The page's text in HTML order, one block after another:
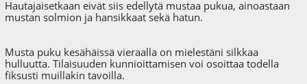
Hautajaisetkaan eivät siis edellytä mustaa pukua, ainoastaan
mustan solmion ja hansikkaat sekä hatun.
Musta puku kesähäissä vieraalla on mielestäni silkkaa
hulluutta. Tilaisuuden kunnioittamisen voi osoittaa todella
fiksusti muillakin tavoilla.